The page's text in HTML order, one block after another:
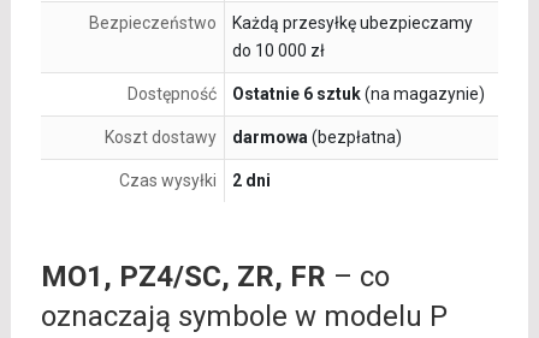
Bezpieczeństwo
Każdą przesyłkę ubezpieczamy
do 10 000 zł
Dostępność Ostatnie 6 sztuk(na magazynie)
Koszt dostawy darmowa (bezpłatna)
Czas wysyłki 2 dni
MO1, PZ4/SC, ZR, FR – co
oznaczają symbole w modelu P